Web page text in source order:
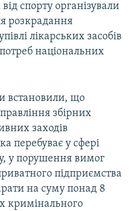
спорту організували
розкрадання
лікарських засобів
національних
встановили, що
збірних
заходів
перебуває у сфері
у порушення вимог
підприємства
на суму понад 8
кримінального